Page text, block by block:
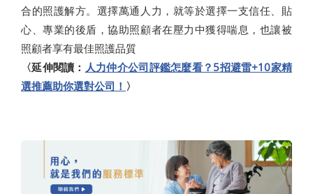
合的照護解方。選擇萬通人力，就等於選擇一支信任、貼
心、專業的後盾，協助照顧者在壓力中獲得喘息，也讓被
照顧者享有最佳照護品質
〈延伸閱讀： 人力仲介公司評鑑怎麼看？5招避雷+10家精
選推薦助你選對公司！ 〉